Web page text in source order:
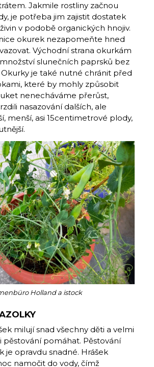
Jakmile rostliny začnou
je potřeba jim zajistit dostatek
v podobě organických hnojiv.
okurek nezapomeňte hned
Východní strana okurkám
slunečních paprsků bez
je také nutné chránit před
které by mohly způsobit
nenecháváme přerůst,
nasazování dalších, ale
menší, asi 15centimetrové plody,
Holland a istock
milují snad všechny děti a velmi
pěstování pomáhat. Pěstování
je opravdu snadné. Hrášek
namočit do vody, čímž